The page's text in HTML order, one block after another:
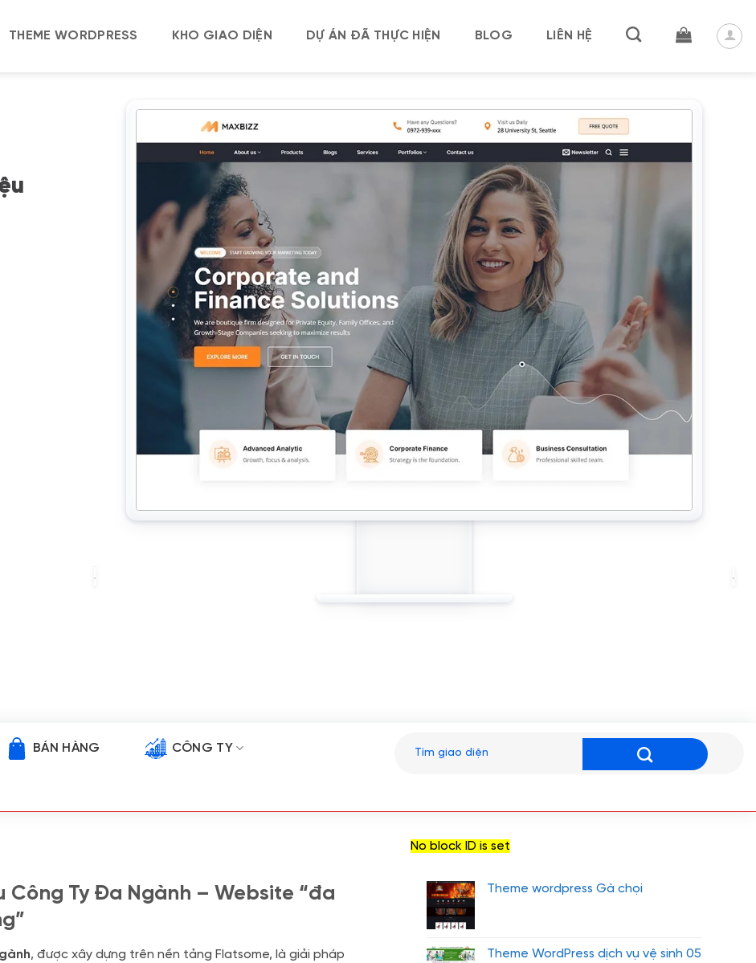
THEME WORDPRESS KHO GIAO DIỆN DỰ ÁN ĐÃ THỰC HIỆN BLOG LIÊN HỆ
BÁN HÀNG CÔNG TY
kiếm:
Công Ty Đa Ngành – Website “đa
, được xây dựng trên nền tảng Flatsome, là giải pháp
No block ID is set
Theme wordpress Gà chọi
Theme WordPress dịch vụ vệ sinh 05